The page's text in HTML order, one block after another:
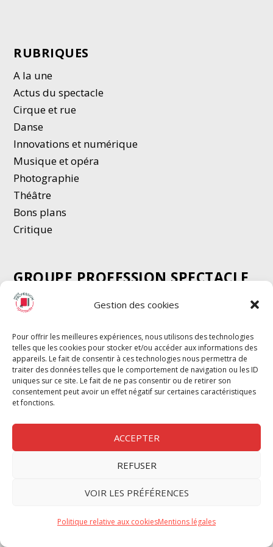
Gestion des cookies
Pour offrir les meilleures expériences, nous utilisons des technologies
telles que les cookies pour stocker et/ou accéder aux informations des
appareils. Le fait de consentir à ces technologies nous permettra de
traiter des données telles que le comportement de navigation ou les ID
uniques sur ce site. Le fait de ne pas consentir ou de retirer son
consentement peut avoir un effet négatif sur certaines caractéristiques
et fonctions.
ACCEPTER
REFUSER
VOIR LES PRÉFÉRENCES
Politique relative aux cookiesMentions légales
RUBRIQUES
A la une
Actus du spectacle
Cirque et rue
Danse
Innovations et numérique
Musique et opéra
Photographie
Théâtre
Bons plans
Critique
GROUPE PROFESSION SPECTACLE
Chèque Intermittents
Chèque Compta
Chèque Emploi Spectacle
G-Pods
Profession Audio-visuel
Le Cahier Pro
Suivre Suivre
Nous contacter